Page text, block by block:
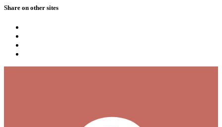
Share on other sites